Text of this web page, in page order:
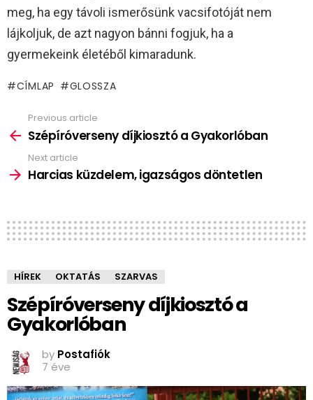
meg, ha egy távoli ismerősünk vacsifotóját nem
lájkoljuk, de azt nagyon bánni fogjuk, ha a
gyermekeink életéből kimaradunk.
CÍMLAP GLOSSZA
more
Previous article
Szépíróverseny díjkiosztó a Gyakorlóban
Next article
Harcias küzdelem, igazságos döntetlen
HÍREK OKTATÁS SZARVAS
Szépíróverseny díjkiosztó a
Gyakorlóban
by Postafiók
7 éve